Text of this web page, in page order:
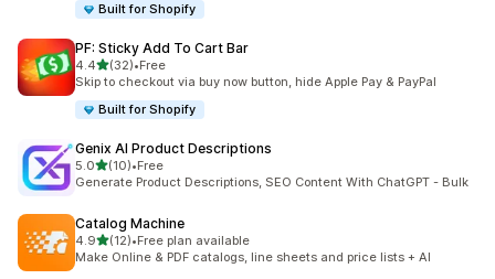
Built for Shopify
PF: Sticky Add To Cart Bar
4.45つ星中
(32)
合計レビュー数：32件
•Free
Skip to checkout via buy now button, hide Apple Pay & PayPal
Built for Shopify
Genix AI Product Descriptions
5.05つ星中
(10)
合計レビュー数：10件
•Free
Generate Product Descriptions, SEO Content With ChatGPT - Bulk
Catalog Machine
4.95つ星中
(12)
合計レビュー数：12件
•Free plan available
Make Online & PDF catalogs, line sheets and price lists + AI